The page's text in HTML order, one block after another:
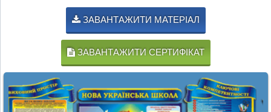
ЗАВАНТАЖИТИ МАТЕРІАЛ
ЗАВАНТАЖИТИ СЕРТИФІКАТ